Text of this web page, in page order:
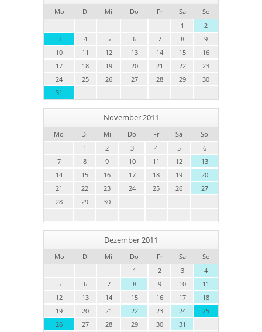
Mo Di Mi Do Fr Sa
So
1
2
3
4 5 6 7 8
9
10
11 12 13 14 15
16
17
18 19 20 21 22
23
24
25 26 27 28 29
30
31
November 2011
Mo Di Mi Do Fr Sa
So
1
2 3 4 5
6
7
8 9 10 11 12
13
14
15 16 17 18 19
20
21
22 23 24 25 26
27
28
29 30
Dezember 2011
Mo Di Mi Do Fr Sa
So
1
2 3
4
5
6 7 8 9 10
11
12
13 14 15 16 17
18
19
20 21 22 23 24
25
26
27 28 29 30 31